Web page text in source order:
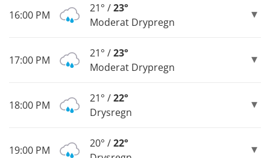
16:00 PM
21° /23°
Moderat Drypregn
17:00 PM
21° /23°
Moderat Drypregn
18:00 PM
21° /22°
Drysregn
19:00 PM
20° /22°